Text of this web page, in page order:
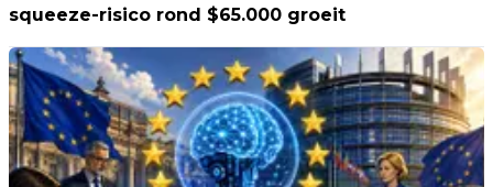
squeeze-risico rond $65.000 groeit